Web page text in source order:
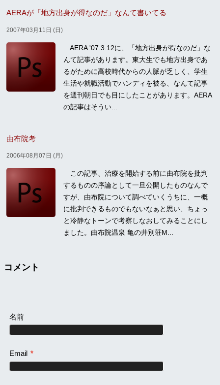
AERAが「地方出身が得なのだ」なんて書いてる
2007年03月11日 (日)
AERA '07.3.12に、「地方出身が得なのだ」な
んて記事があります。東大生でも地方出身であ
るがために高校時代からの人脈が乏しく、学生
生活や就職活動でハンディを被る、なんて記事
を週刊朝日でも目にしたことがあります。AERA
の記事はそうい...
由布院考
2006年08月07日 (月)
この記事、治療を開始する前に由布院を批判
するものの序論として一旦公開したものなんで
すが、由布院について調べていくうちに、一概
に批判できるものでもないなぁと思い、ちょっ
と冷静なトーンで考察しなおしてみることにし
ました。由布院温泉 亀の井別荘M...
コメント
名前
Email *